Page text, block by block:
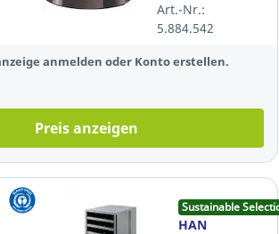
Fächer, schwarz
Art.-Nr.:
5.884.542
anmelden oder Konto erstellen.
Preis anzeigen
Sustainable
HAN